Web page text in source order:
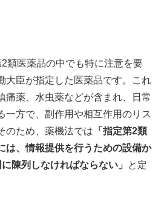
類医薬品の中でも特に注意を要
大臣が指定した医薬品です。これ
痛薬、水虫薬などが含まれ、日常
一方で、副作用や相互作用のリス
のため、薬機法では 「指定第2類
は、情報提供を行うための設備か
陳列しなければならない」
と定